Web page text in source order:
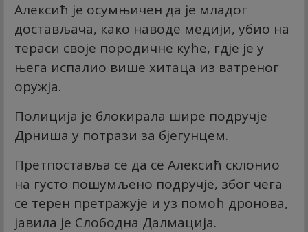
Алексић је осумњичен да је младог
достављача, како наводе медији, убио на
тераси своје породичне куће, гдје је у
њега испалио више хитаца из ватреног
оружја.
Полиција је блокирала шире подручје
Дрниша у потрази за бјегунцем.
Претпоставља се да се Алексић склонио
на густо пошумљено подручје, због чега
се терен претражује и уз помоћ дронова,
јавила је Слободна Далмација.